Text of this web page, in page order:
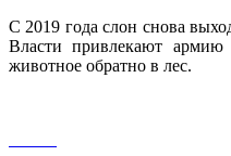
С 2019 года слон снова
Власти привлекают армию
животное обратно в лес.